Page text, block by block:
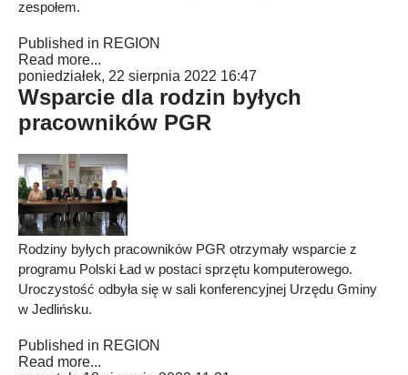
zespołem.
Published in REGION
Read more...
poniedziałek, 22 sierpnia 2022 16:47
Wsparcie dla rodzin byłych
pracowników PGR
Rodziny byłych pracowników PGR otrzymały wsparcie z
programu Polski Ład w postaci sprzętu komputerowego.
Uroczystość odbyła się w sali konferencyjnej Urzędu Gminy
w Jedlińsku.
Published in REGION
Read more...